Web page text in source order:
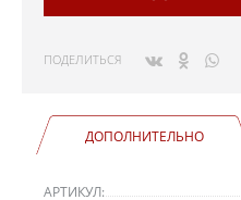
ПОДЕЛИТЬСЯ
ДОПОЛНИТЕЛЬНО
АРТИКУЛ: